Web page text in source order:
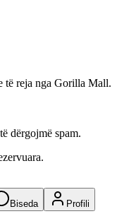
të reja nga Gorilla Mall.
dërgojmë spam.
Biseda Profili